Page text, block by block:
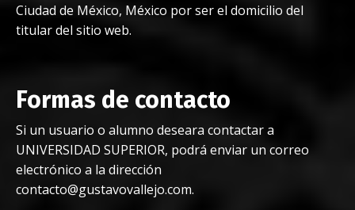
Ciudad de México, México por ser el domicilio del
titular del sitio web.
Formas de contacto
Si un usuario o alumno deseara contactar a
UNIVERSIDAD SUPERIOR, podrá enviar un correo
electrónico a la dirección
contacto@gustavovallejo.com.